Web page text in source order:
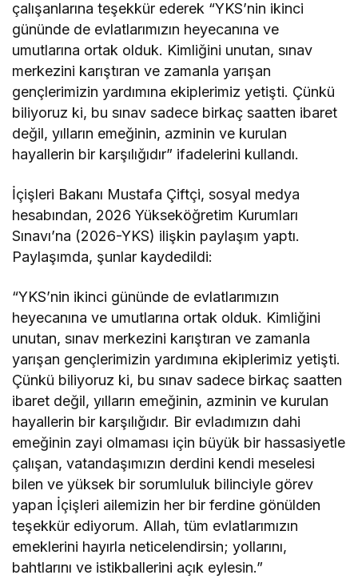
çalışanlarına teşekkür ederek “YKS’nin ikinci
gününde de evlatlarımızın heyecanına ve
umutlarına ortak olduk. Kimliğini unutan, sınav
merkezini karıştıran ve zamanla yarışan
gençlerimizin yardımına ekiplerimiz yetişti. Çünkü
biliyoruz ki, bu sınav sadece birkaç saatten ibaret
değil, yılların emeğinin, azminin ve kurulan
hayallerin bir karşılığıdır” ifadelerini kullandı.
İçişleri Bakanı Mustafa Çiftçi, sosyal medya
hesabından, 2026 Yükseköğretim Kurumları
Sınavı’na (2026-YKS) ilişkin paylaşım yaptı.
Paylaşımda, şunlar kaydedildi:
“YKS’nin ikinci gününde de evlatlarımızın
heyecanına ve umutlarına ortak olduk. Kimliğini
unutan, sınav merkezini karıştıran ve zamanla
yarışan gençlerimizin yardımına ekiplerimiz yetişti.
Çünkü biliyoruz ki, bu sınav sadece birkaç saatten
ibaret değil, yılların emeğinin, azminin ve kurulan
hayallerin bir karşılığıdır. Bir evladımızın dahi
emeğinin zayi olmaması için büyük bir hassasiyetle
çalışan, vatandaşımızın derdini kendi meselesi
bilen ve yüksek bir sorumluluk bilinciyle görev
yapan İçişleri ailemizin her bir ferdine gönülden
teşekkür ediyorum. Allah, tüm evlatlarımızın
emeklerini hayırla neticelendirsin; yollarını,
bahtlarını ve istikballerini açık eylesin.”